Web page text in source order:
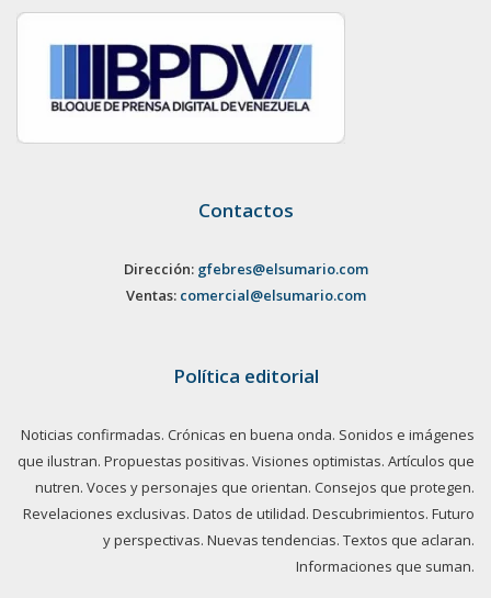
Contactos
Dirección: gfebres@elsumario.com
Ventas: comercial@elsumario.com
Política editorial
Noticias confirmadas. Crónicas en buena onda. Sonidos e imágenes
que ilustran. Propuestas positivas. Visiones optimistas. Artículos que
nutren. Voces y personajes que orientan. Consejos que protegen.
Revelaciones exclusivas. Datos de utilidad. Descubrimientos. Futuro
y perspectivas. Nuevas tendencias. Textos que aclaran.
Informaciones que suman.